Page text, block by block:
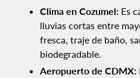
Clima en Cozumel: Es
lluvias cortas entre
fresca, traje de baño,
biodegradable.
Aeropuerto de CDMX: